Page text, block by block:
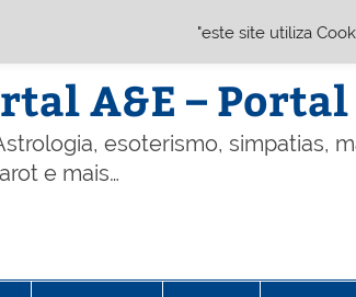
A&E –
esoterismo, simpatias,
e mais…
"este site utiliza